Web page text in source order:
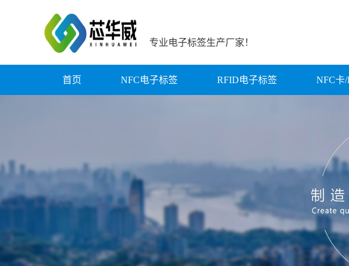
专业电子标签生产厂家！
首页 NFC电子标签 RFID电子标签 NFC卡